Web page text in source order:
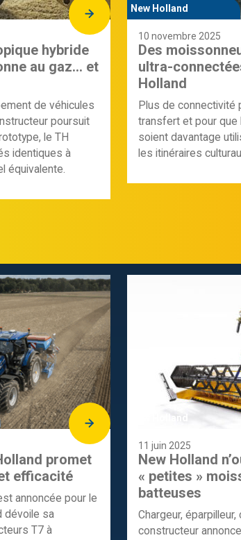
hybride
au gaz… et
de véhicules
poursuit
le TH
identiques à
équivalente.
New Holland
10 novembre 2025
Des
ultra-
Holland
Plus de connectivité
transfert et pour
soient davantage
les itinéraires
promet
efficacité
annoncée pour le
dévoile sa
T7 à
New Holland
11 juin 2025
New Holland
« petites »
batteuses
Chargeur,
constructeur